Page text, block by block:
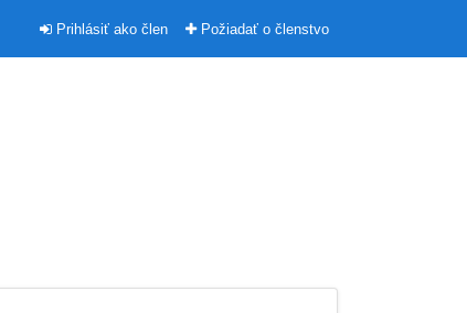
Prihlásiť ako člen Požiadať o členstvo